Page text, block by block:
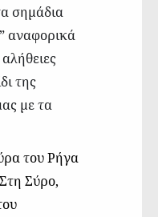
σημάδια
αναφορικά
της
με τα
του Ρήγα
Σύρο,